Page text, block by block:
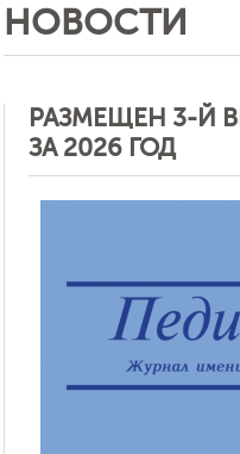
НОВОСТИ
РАЗМЕЩЕН 3-Й
ЗА 2026 ГОД